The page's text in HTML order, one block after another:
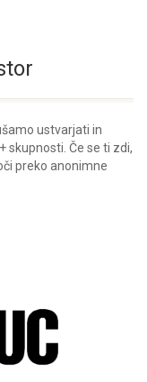
ustvarjati in
skupnosti. Če se ti zdi,
preko anonimne